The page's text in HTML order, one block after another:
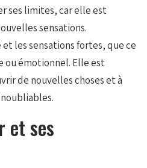
ses limites, car elle est
sensations.
les sensations fortes, que ce
ou émotionnel. Elle est
de nouvelles choses et à
et ses